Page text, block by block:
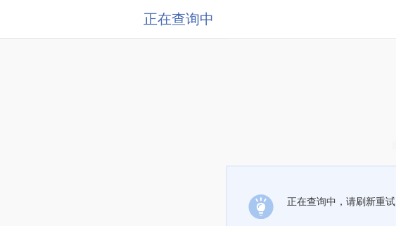
正在查询中
正在查询中，请刷新重试